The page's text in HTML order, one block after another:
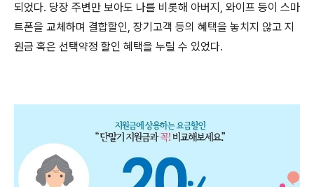
되었다. 당장 주변만 보아도 나를 비롯해 아버지, 와이프 등이 스마
트폰을 교체하며 결합할인, 장기고객 등의 혜택을 놓치지 않고 지
원금 혹은 선택약정 할인 혜택을 누릴 수 있었다.